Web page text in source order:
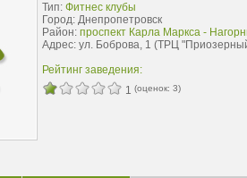
Тип: Фитнес клубы
Город: Днепропетровск
Район: проспект Карла Маркса -
Адрес: ул. Боброва, 1 (ТРЦ
Рейтинг заведения:
1 (оценок: 3)